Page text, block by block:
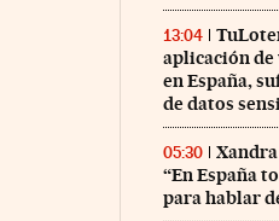
13:04
aplicación
en España,
de datos
05:30
“En España
para hablar